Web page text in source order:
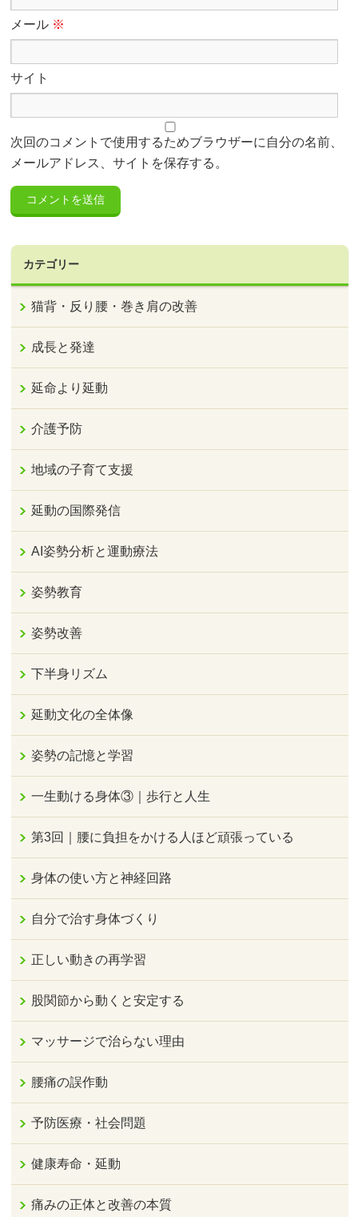
メール ※
サイト
次回のコメントで使用するためブラウザーに自分の名前、
メールアドレス、サイトを保存する。
カテゴリー
猫背・反り腰・巻き肩の改善
成長と発達
延命より延動
介護予防
地域の子育て支援
延動の国際発信
AI姿勢分析と運動療法
姿勢教育
姿勢改善
下半身リズム
延動文化の全体像
姿勢の記憶と学習
一生動ける身体③｜歩行と人生
第3回｜腰に負担をかける人ほど頑張っている
身体の使い方と神経回路
自分で治す身体づくり
正しい動きの再学習
股関節から動くと安定する
マッサージで治らない理由
腰痛の誤作動
予防医療・社会問題
健康寿命・延動
痛みの正体と改善の本質